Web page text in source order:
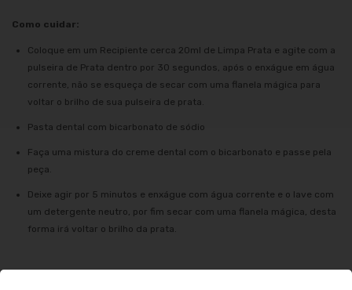
Como cuidar:
Coloque em um Recipiente cerca 20ml de Limpa Prata e agite com a
pulseira de Prata dentro por 30 segundos, após o enxágue em água
corrente, não se esqueça de secar com uma flanela mágica para
voltar o brilho de sua pulseira de prata.
Pasta dental com bicarbonato de sódio
Faça uma mistura do creme dental com o bicarbonato e passe pela
peça.
Deixe agir por 5 minutos e enxágue com água corrente e o lave com
um detergente neutro, por fim secar com uma flanela mágica, desta
forma irá voltar o brilho da prata.